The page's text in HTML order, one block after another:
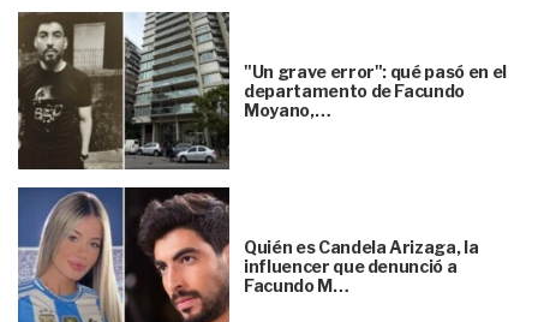
"Un grave error": qué pasó en el
departamento de Facundo
Moyano,…
Quién es Candela Arizaga, la
influencer que denunció a
Facundo M…